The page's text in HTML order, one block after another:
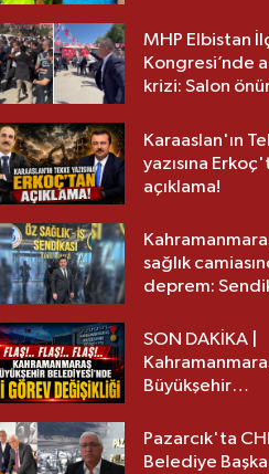
üst lige iki
MHP Elbistan
Kongresi’nde
krizi: Salon
Karaaslan'ın
yazısına
açıklama!
sağlık
deprem:
SON DAKİKA |
Büyükşehir
görev
Pazarcık'ta
Belediye